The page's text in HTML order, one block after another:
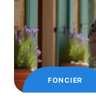
FONCIER